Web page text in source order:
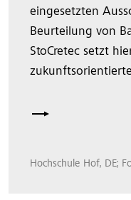
eingesetzten
Beurteilung von
StoCretec setzt
Hochschule Hof, DE;